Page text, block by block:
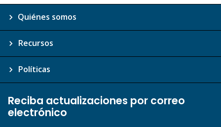
Quiénes somos
Recursos
Políticas
Reciba actualizaciones por correo
electrónico